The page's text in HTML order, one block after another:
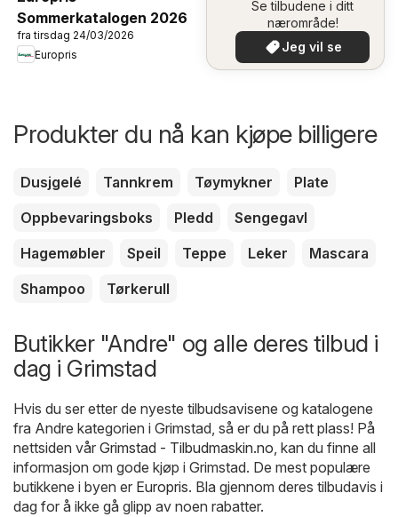
Sommerkatalogen 2026
fra tirsdag 24/03/2026
Europris
Se tilbudene i ditt
nærområde!
Jeg vil se
Produkter du nå kan kjøpe billigere
Dusjgelé Tannkrem Tøymykner
Plate
Oppbevaringsboks
Pledd
Sengegavl
Hagemøbler
Speil Teppe Leker
Mascara
Shampoo
Tørkerull
Butikker "Andre" og alle deres tilbud i
dag i Grimstad
Hvis du ser etter de nyeste tilbudsavisene og katalogene
fra Andre kategorien i Grimstad, så er du på rett plass! På
nettsiden vår Grimstad - Tilbudmaskin.no, kan du finne all
informasjon om gode kjøp i Grimstad. De mest populære
butikkene i byen er Europris. Bla gjennom deres tilbudavis i
dag for å ikke gå glipp av noen rabatter.